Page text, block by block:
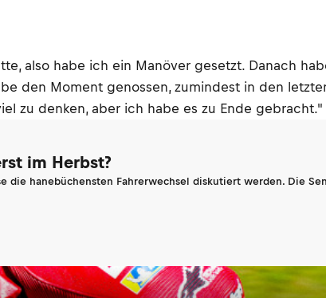
also habe ich ein Manöver gesetzt. Danach
den Moment genossen, zumindest in den
zu denken, aber ich habe es zu Ende gebracht."
im Herbst?
hanebüchensten Fahrerwechsel diskutiert werden. Die